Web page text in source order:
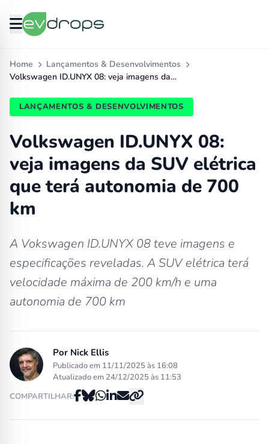
Home
Lançamentos & Desenvolvimentos
Volkswagen ID.UNYX 08: veja imagens da…
LANÇAMENTOS & DESENVOLVIMENTOS
Volkswagen ID.UNYX 08:
veja imagens da SUV elétrica
que terá autonomia de 700
km
A Vokswagen ID.UNYX 08 teve imagens e
especificações reveladas. A SUV elétrica terá
velocidade máxima de 200 km/h e uma
autonomia de 700 km
Por Nick Ellis
Publicado em 11/11/2025 às 16:08
Atualizado em 24/12/2025 às 11:53
COMPARTILHAR: